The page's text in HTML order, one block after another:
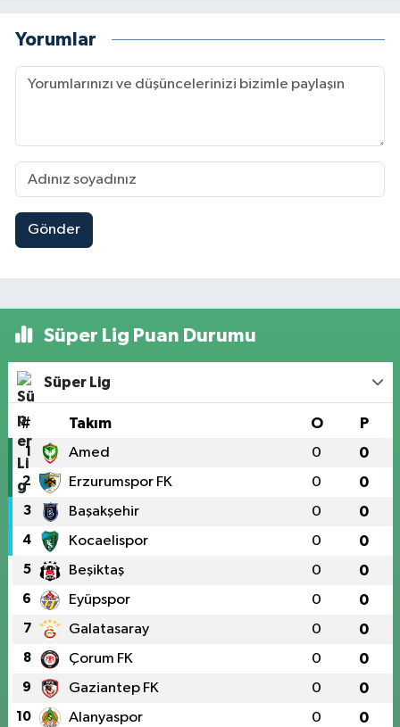
Yorumlar
Gönder
Süper Lig Puan Durumu
Süper Lig
# Takım O P
1 Amed 0 0
2 Erzurumspor FK 0 0
3 Başakşehir 0 0
4 Kocaelispor 0 0
5 Beşiktaş 0 0
6 Eyüpspor 0 0
7 Galatasaray 0 0
8 Çorum FK 0 0
9 Gaziantep FK 0 0
10 Alanyaspor 0 0